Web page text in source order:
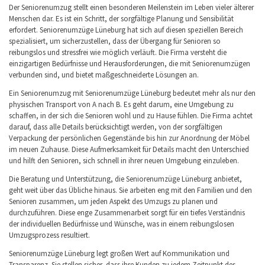
Der Seniorenumzug stellt einen besonderen Meilenstein im Leben vieler älterer
Menschen dar. Es ist ein Schritt, der sorgfältige Planung und Sensibilität
erfordert. Seniorenumzüge Lüneburg hat sich auf diesen speziellen Bereich
spezialisiert, um sicherzustellen, dass der Übergang für Senioren so
reibungslos und stressfrei wie möglich verläuft. Die Firma versteht die
einzigartigen Bedürfnisse und Herausforderungen, die mit Seniorenumzügen
verbunden sind, und bietet maßgeschneiderte Lösungen an.
Ein Seniorenumzug mit Seniorenumzüge Lüneburg bedeutet mehr als nur den
physischen Transport von A nach B. Es geht darum, eine Umgebung zu
schaffen, in der sich die Senioren wohl und zu Hause fühlen. Die Firma achtet
darauf, dass alle Details berücksichtigt werden, von der sorgfältigen
Verpackung der persönlichen Gegenstände bis hin zur Anordnung der Möbel
im neuen Zuhause. Diese Aufmerksamkeit für Details macht den Unterschied
und hilft den Senioren, sich schnell in ihrer neuen Umgebung einzuleben.
Die Beratung und Unterstützung, die Seniorenumzüge Lüneburg anbietet,
geht weit über das Übliche hinaus. Sie arbeiten eng mit den Familien und den
Senioren zusammen, um jeden Aspekt des Umzugs zu planen und
durchzuführen. Diese enge Zusammenarbeit sorgt für ein tiefes Verständnis
der individuellen Bedürfnisse und Wünsche, was in einem reibungslosen
Umzugsprozess resultiert.
Seniorenumzüge Lüneburg legt großen Wert auf Kommunikation und